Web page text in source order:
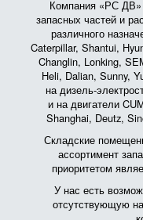
Компания «РС ДВ»
запасных частей и
различного
Caterpillar, Shantui,
Changlin, Lonking,
Heli, Dalian, Sunny,
на дизель-
и на двигатели
Shanghai, Deutz,
Складские
ассортимент
приоритетом
У нас есть
отсутствующую